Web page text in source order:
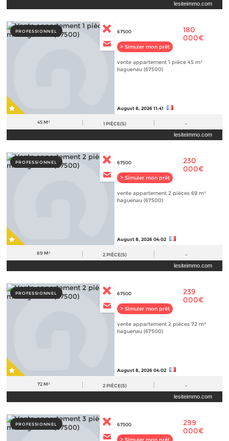
lesiteimmo.com
PROFESSIONNEL 67500
> Simuler mon prêt
180
000€
vente appartement 1 pièce 45 m²
haguenau (67500)
August 8, 2026 11:41
45 M² 1 PIÈCE(S) -
lesiteimmo.com
PROFESSIONNEL 67500
> Simuler mon prêt
230
000€
vente appartement 2 pièces 69 m²
haguenau (67500)
August 8, 2026 04:02
69 M² 2 PIÈCE(S) -
lesiteimmo.com
PROFESSIONNEL 67500
> Simuler mon prêt
239
000€
vente appartement 2 pièces 72 m²
haguenau (67500)
August 8, 2026 04:02
72 M² 2 PIÈCE(S) -
lesiteimmo.com
PROFESSIONNEL 67500
299
000€